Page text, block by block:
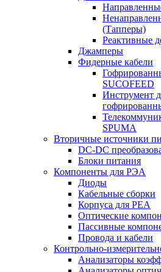
(Тапперы)
Реактивные
Джамперы
Фидерные кабели
SUCOFEED
Инструмент
SPUMA
Вторичные источники
DC-DC
Блоки питания
Компоненты для РЭА
Диоды
Кабельные сборки
Корпуса для РЕА
Оптические
Пассивные
Провода и кабели
Контрольно-
Анализаторы